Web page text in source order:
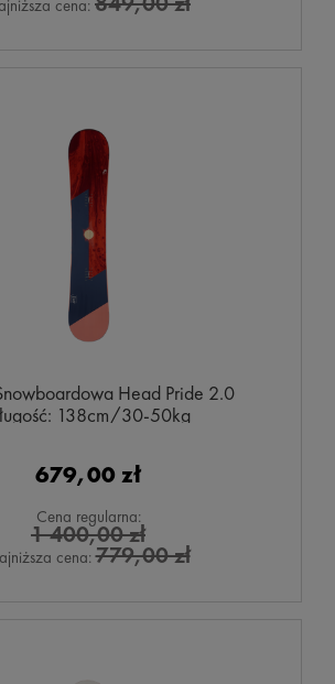
cena:
Head Pride 2.0
138cm/30-50kg
679,00 zł
Cena regularna:
1 400,00 zł
cena:779,00 zł